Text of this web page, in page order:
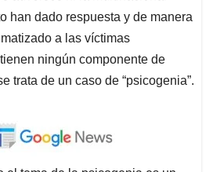
han dado respuesta y de manera
a las víctimas
ningún componente de
trata de un caso de “psicogenia”.